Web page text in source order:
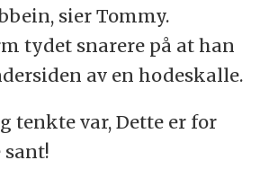
sier Tommy.
tydet snarere på at han
av en hodeskalle.
tenkte var, Dette er for